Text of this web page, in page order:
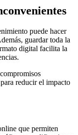
puede hacer
guardar toda la
digital facilita la
reducir el impacto
que permiten